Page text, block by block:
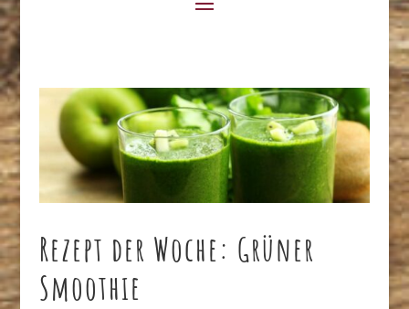
Rezept der Woche: Grüner
Smoothie